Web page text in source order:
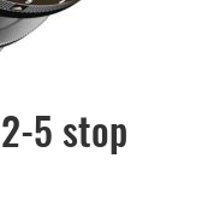
5 stop